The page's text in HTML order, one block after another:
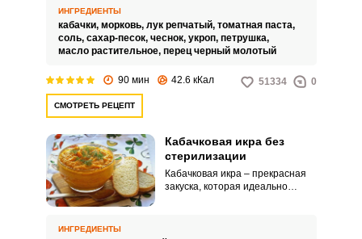
и любимым гарнирам.
ИНГРЕДИЕНТЫ
кабачки, морковь, лук репчатый, томатная паста,
соль, сахар-песок, чеснок, укроп, петрушка,
масло растительное, перец черный молотый
90 мин 42.6 кКал 51334 0
СМОТРЕТЬ РЕЦЕПТ
Кабачковая икра без
стерилизации
Кабачковая икра – прекрасная
закуска, которая идеально
ИНГРЕДИЕНТЫ